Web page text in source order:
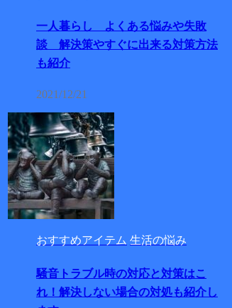
一人暮らし よくある悩みや失敗
談 解決策やすぐに出来る対策方法
も紹介
2021/12/21
おすすめアイテム 生活の悩み
騒音トラブル時の対応と対策はこ
れ！解決しない場合の対処も紹介し